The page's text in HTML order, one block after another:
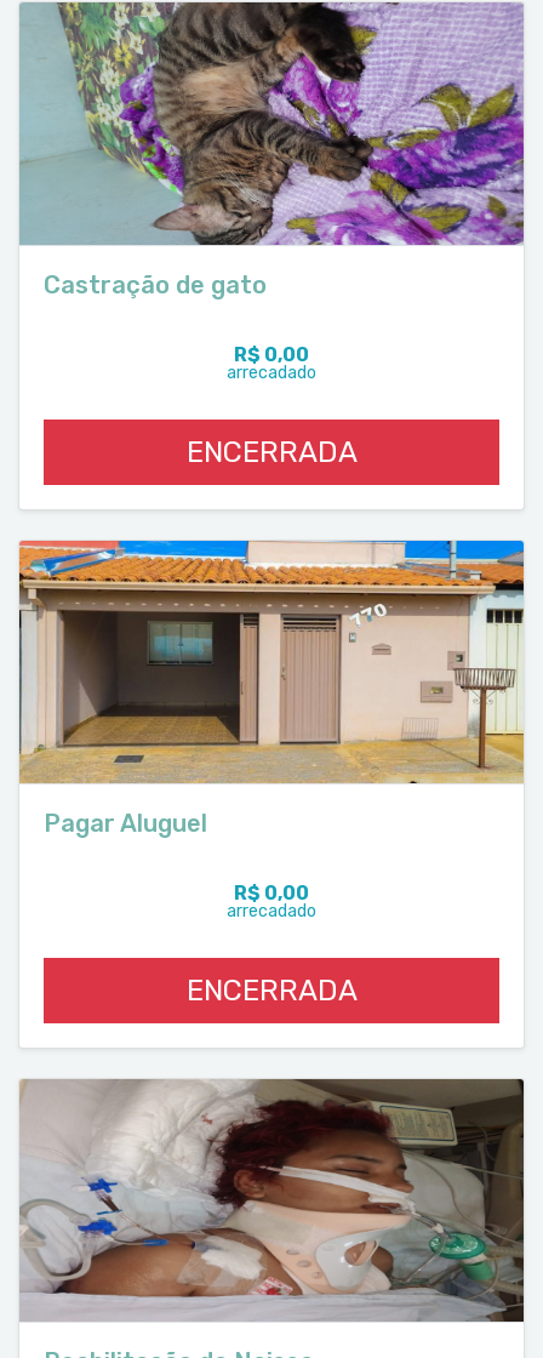
Castração de gato
R$ 0,00
arrecadado
ENCERRADA
Pagar Aluguel
R$ 0,00
arrecadado
ENCERRADA